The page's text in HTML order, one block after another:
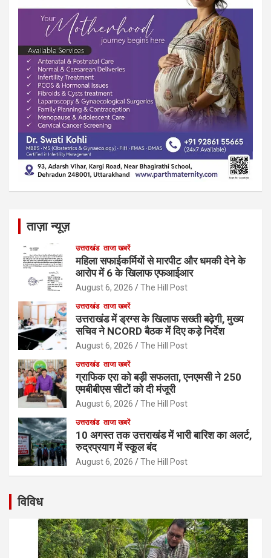
ताज़ा न्यूज़
उत्तराखंड ताजा खबरें
महिला सफाईकर्मियों से मारपीट और धमकी देने के
आरोप में 6 के खिलाफ एफआईआर
August 6, 2026 The Hill Post
उत्तराखंड ताजा खबरें
उत्तराखंड में ड्रग्स के खिलाफ सख्ती बढ़ेगी, मुख्य
सचिव ने NCORD बैठक में दिए कड़े निर्देश
August 6, 2026 The Hill Post
उत्तराखंड ताजा खबरें
ग्राफिक एरा को बड़ी सफलता, एनएमसी ने 250
एमबीबीएस सीटों को दी मंजूरी
August 6, 2026 The Hill Post
उत्तराखंड ताजा खबरें
10 अगस्त तक उत्तराखंड में भारी बारिश का अलर्ट,
रुद्रप्रयाग में स्कूल बंद
August 6, 2026 The Hill Post
विविध